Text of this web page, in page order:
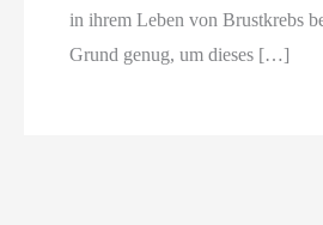
in ihrem Leben von Brustkrebs
Grund genug, um dieses […]